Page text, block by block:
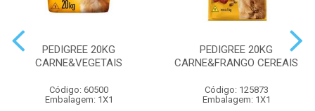
PEDIGREE 20KG
CARNE&VEGETAIS
Código: 60500
Embalagem: 1X1
PEDIGREE 20KG
CARNE&FRANGO CEREAIS
Código: 125873
Embalagem: 1X1